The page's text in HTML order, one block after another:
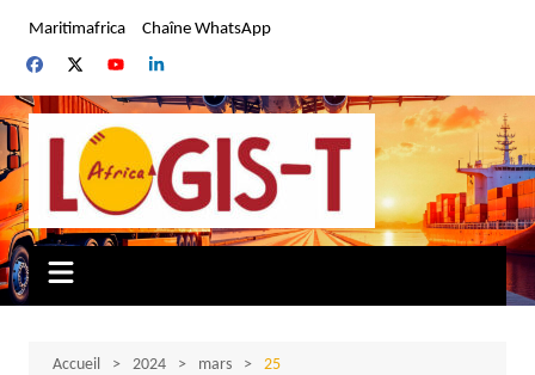
contenu
Maritimafrica Chaîne WhatsApp
Accueil 2024 mars 25